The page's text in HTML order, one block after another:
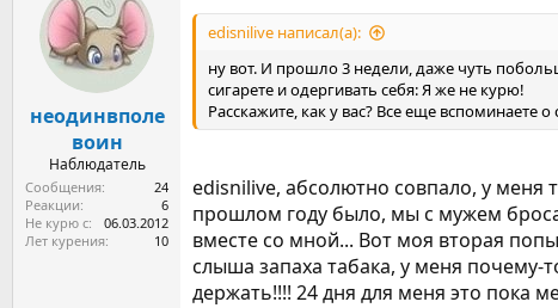
неодинвполе
воин
Наблюдатель
Сообщения
24
Реакции
6
Не курю с
06.03.2012
Лет курения
10
edisnilive написал(а):
ну вот. И прошло 3 недели, даже чуть
сигарете и одергивать себя: Я же не курю!
Расскажите, как у вас? Все еще вспоминаете
edisnilive, абсолютно совпало, у меня
прошлом году было, мы с мужем
вместе со мной... Вот моя вторая
слыша запаха табака, у меня почему-
держать!!!! 24 дня для меня это пока